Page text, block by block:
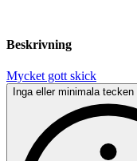
Beskrivning
Mycket gott skick
Inga eller minimala